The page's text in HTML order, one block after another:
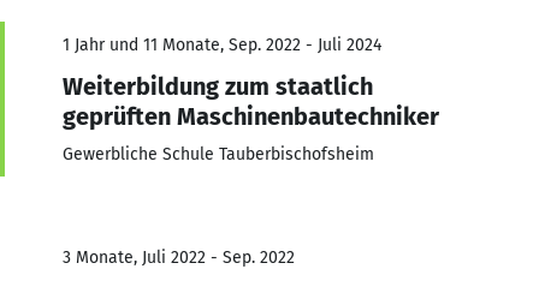
1 Jahr und 11 Monate, Sep. 2022 - Juli 2024
Weiterbildung zum staatlich
geprüften Maschinenbautechniker
Gewerbliche Schule Tauberbischofsheim
3 Monate, Juli 2022 - Sep. 2022